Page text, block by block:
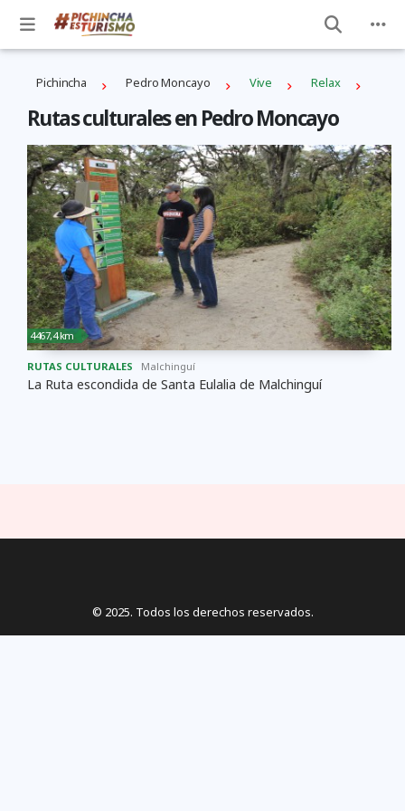
Pichincha Pedro Moncayo Vive Relax
Rutas culturales en Pedro Moncayo
4467,4 km
RUTAS CULTURALES Malchinguí
La Ruta escondida de Santa Eulalia de Malchinguí
© 2025. Todos los derechos reservados.